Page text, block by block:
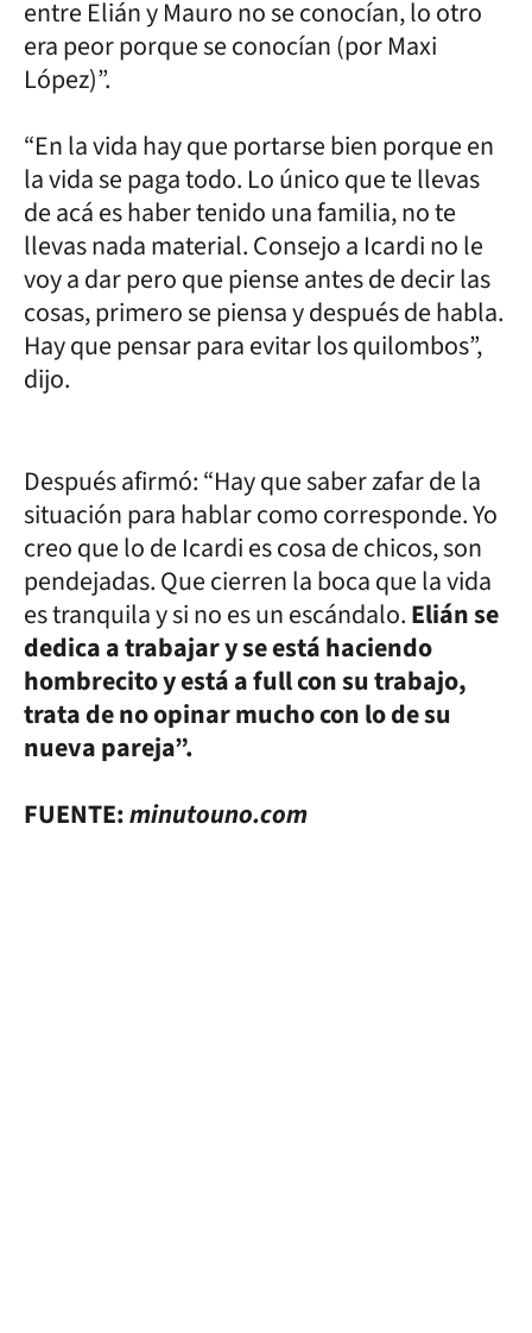
entre Elián y Mauro no se conocían, lo otro
era peor porque se conocían (por Maxi
López)”.
“En la vida hay que portarse bien porque en
la vida se paga todo. Lo único que te llevas
de acá es haber tenido una familia, no te
llevas nada material. Consejo a Icardi no le
voy a dar pero que piense antes de decir las
cosas, primero se piensa y después de habla.
Hay que pensar para evitar los quilombos”,
dijo.
Después afirmó: “Hay que saber zafar de la
situación para hablar como corresponde. Yo
creo que lo de Icardi es cosa de chicos, son
pendejadas. Que cierren la boca que la vida
es tranquila y si no es un escándalo.Elián se
dedica a trabajar y se está haciendo
hombrecito y está a full con su trabajo,
trata de no opinar mucho con lo de su
nueva pareja”.
FUENTE:minutouno.com